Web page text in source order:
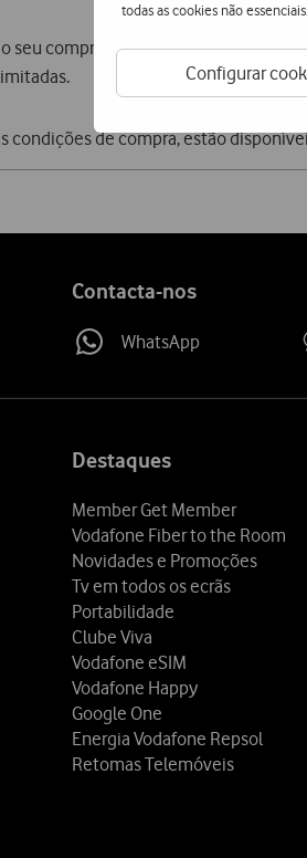
todas as cookies não
Configurar
o seu compromisso com a inovação
condições de compra, estão
Contacta-nos
WhatsApp
Destaques
Member Get Member
Vodafone Fiber to the Room
Novidades e Promoções
Tv em todos os ecrãs
Portabilidade
Clube Viva
Vodafone eSIM
Vodafone Happy
Google One
Energia Vodafone Repsol
Retomas Telemóveis